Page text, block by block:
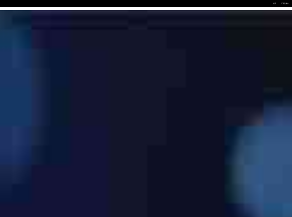
首页 产品及服务